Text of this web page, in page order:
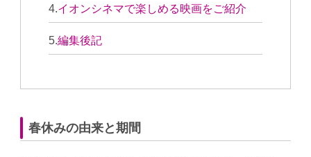
イオンシネマで楽しめる映画をご紹介
編集後記
春休みの由来と期間